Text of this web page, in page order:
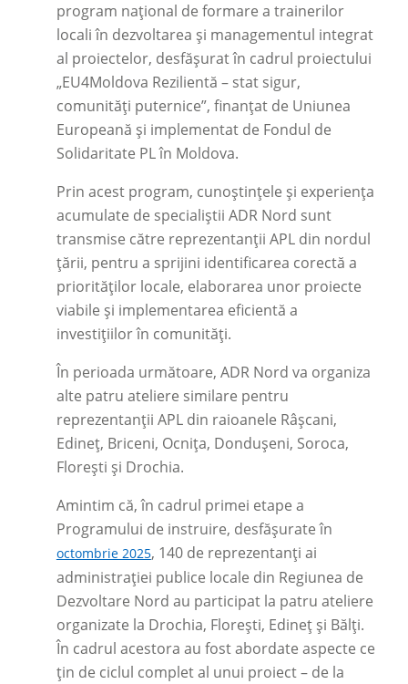
program național de formare a trainerilor
locali în dezvoltarea și managementul integrat
al proiectelor, desfășurat în cadrul proiectului
„EU4Moldova Rezilientă – stat sigur,
comunități puternice”, finanțat de Uniunea
Europeană și implementat de Fondul de
Solidaritate PL în Moldova.
Prin acest program, cunoștințele și experiența
acumulate de specialiștii ADR Nord sunt
transmise către reprezentanții APL din nordul
țării, pentru a sprijini identificarea corectă a
priorităților locale, elaborarea unor proiecte
viabile și implementarea eficientă a
investițiilor în comunități.
În perioada următoare, ADR Nord va organiza
alte patru ateliere similare pentru
reprezentanții APL din raioanele Râșcani,
Edineț, Briceni, Ocnița, Dondușeni, Soroca,
Florești și Drochia.
Amintim că, în cadrul primei etape a
Programului de instruire, desfășurate în
octombrie 2025, 140 de reprezentanți ai
administrației publice locale din Regiunea de
Dezvoltare Nord au participat la patru ateliere
organizate la Drochia, Florești, Edineț și Bălți.
În cadrul acestora au fost abordate aspecte ce
țin de ciclul complet al unui proiect – de la